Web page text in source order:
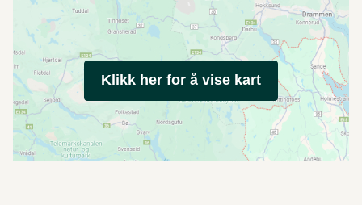
Klikk her for å vise kart